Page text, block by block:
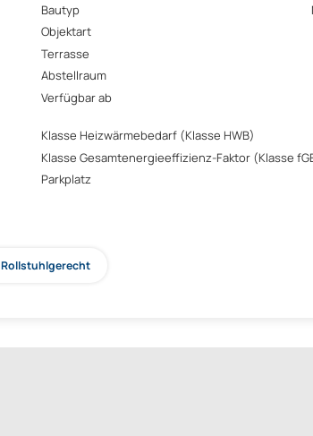
Bautyp
Objektart
Terrasse
Abstellraum
Verfügbar ab
Klasse Heizwärmebedarf (Klasse HWB)
Klasse Gesamtenergieeffizienz-Faktor (Klasse
Parkplatz
Rollstuhlgerecht